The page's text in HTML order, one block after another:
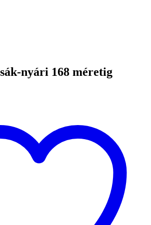
nyári 168 méretig